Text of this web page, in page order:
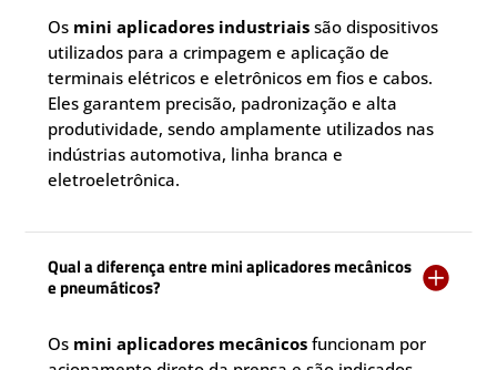
Os mini aplicadores industriais são dispositivos
utilizados para a crimpagem e aplicação de
terminais elétricos e eletrônicos em fios e cabos.
Eles garantem precisão, padronização e alta
produtividade, sendo amplamente utilizados nas
indústrias automotiva, linha branca e
eletroeletrônica.
Qual a diferença entre mini aplicadores mecânicos
e pneumáticos?

Os mini aplicadores mecânicos funcionam por